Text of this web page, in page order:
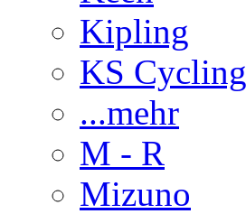
Kipling
KS Cycling
...mehr
M - R
Mizuno